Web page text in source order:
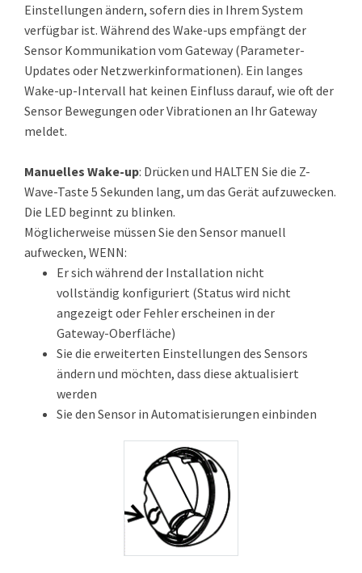
Einstellungen ändern, sofern dies in Ihrem System
verfügbar ist. Während des Wake-ups empfängt der
Sensor Kommunikation vom Gateway (Parameter-
Updates oder Netzwerkinformationen). Ein langes
Wake-up-Intervall hat keinen Einfluss darauf, wie oft der
Sensor Bewegungen oder Vibrationen an Ihr Gateway
meldet.
Manuelles Wake-up: Drücken und HALTEN Sie die Z-
Wave-Taste 5 Sekunden lang, um das Gerät aufzuwecken.
Die LED beginnt zu blinken.
Möglicherweise müssen Sie den Sensor manuell
aufwecken, WENN:
Er sich während der Installation nicht
vollständig konfiguriert (Status wird nicht
angezeigt oder Fehler erscheinen in der
Gateway-Oberfläche)
Sie die erweiterten Einstellungen des Sensors
ändern und möchten, dass diese aktualisiert
werden
Sie den Sensor in Automatisierungen einbinden